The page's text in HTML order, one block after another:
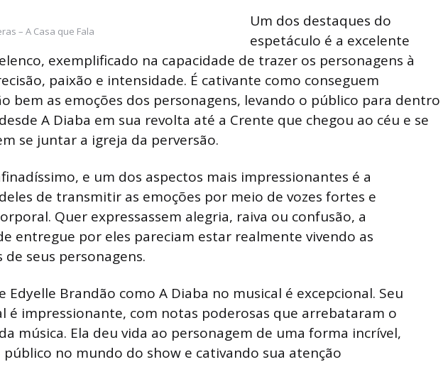
– A Casa que Fala
Um dos destaques do
espetáculo é a excelente
exemplificado na capacidade de trazer os personagens à
paixão e intensidade. É cativante como conseguem
bem as emoções dos personagens, levando o público para dentro
A Diaba em sua revolta até a Crente que chegou ao céu e se
se juntar a igreja da perversão.
e um dos aspectos mais impressionantes é a
de transmitir as emoções por meio de vozes fortes e
Quer expressassem alegria, raiva ou confusão, a
entregue por eles pareciam estar realmente vivendo as
de seus personagens.
Edyelle Brandão como A Diaba no musical é excepcional. Seu
é impressionante, com notas poderosas que arrebataram o
música. Ela deu vida ao personagem de uma forma incrível,
no mundo do show e cativando sua atenção